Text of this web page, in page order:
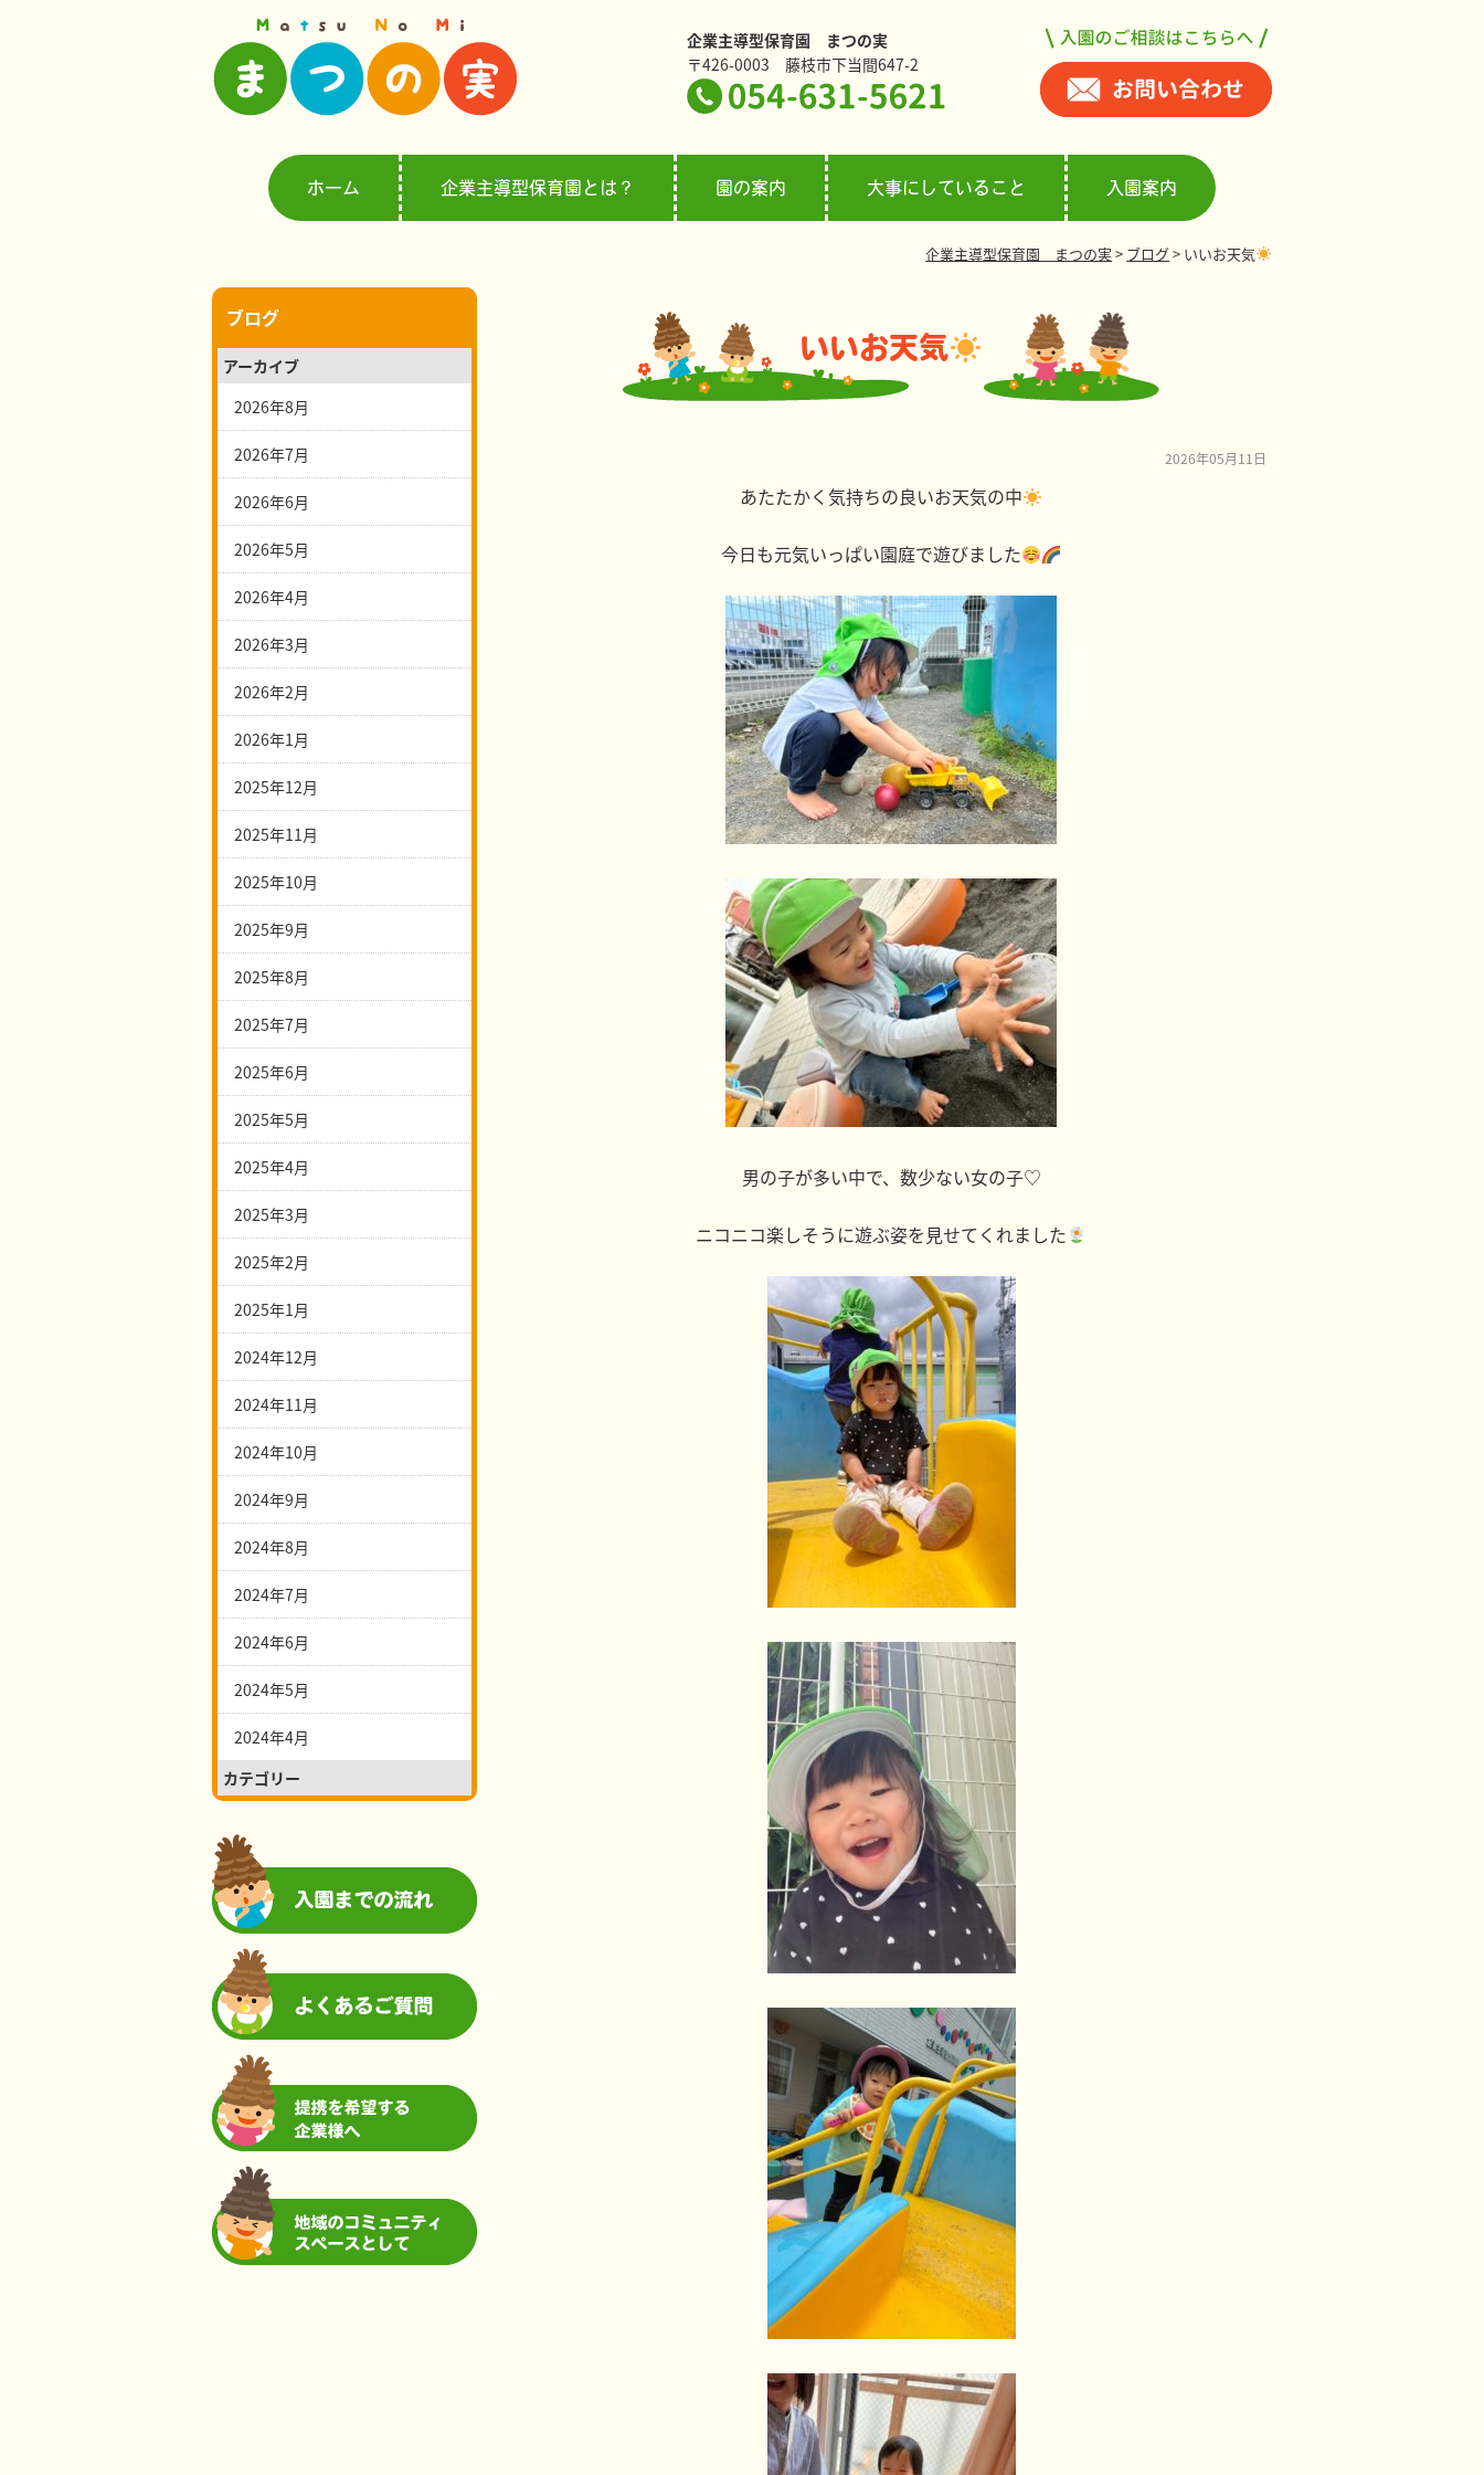
企業主導型保育園 まつの実
〒426-0003 藤枝市下当間647-2
ホーム 企業主導型保育園とは？ 園の案内 大事にしていること 入園案内
企業主導型保育園 まつの実> ブログ> いいお天気
いいお天気
2026年05月11日
あたたかく気持ちの良いお天気の中
今日も元気いっぱい園庭で遊びました
男の子が多い中で、数少ない女の子♡
ニコニコ楽しそうに遊ぶ姿を見せてくれました
ブログ
アーカイブ
2026年8月
2026年7月
2026年6月
2026年5月
2026年4月
2026年3月
2026年2月
2026年1月
2025年12月
2025年11月
2025年10月
2025年9月
2025年8月
2025年7月
2025年6月
2025年5月
2025年4月
2025年3月
2025年2月
2025年1月
2024年12月
2024年11月
2024年10月
2024年9月
2024年8月
2024年7月
2024年6月
2024年5月
2024年4月
カテゴリー